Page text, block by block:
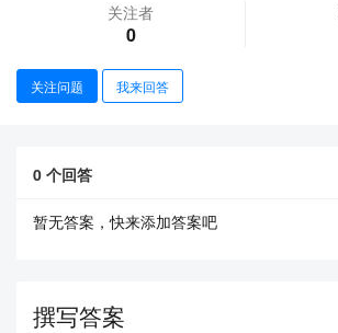
关注者
0
关注问题 我来回答
0 个回答
暂无答案，快来添加答案吧
撰写答案